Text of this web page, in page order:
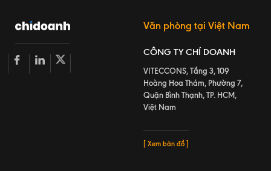
Văn phòng tại Việt Nam
CÔNG TY CHÍ DOANH
VITECCONS, Tầng 3, 109
Hoàng Hoa Thám, Phường 7,
Quận Bình Thạnh, TP. HCM,
Việt Nam
[ Xem bản đồ ]